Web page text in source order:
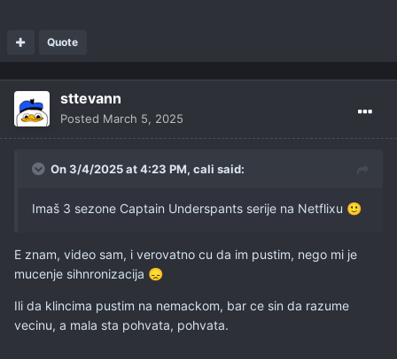
Quote
sttevann
Posted March 5, 2025
On 3/4/2025 at 4:23 PM, cali said:
Imaš 3 sezone Captain Underspants serije na Netflixu 🙂
E znam, video sam, i verovatno cu da im pustim, nego mi je
mucenje sihnronizacija 😞
Ili da klincima pustim na nemackom, bar ce sin da razume
vecinu, a mala sta pohvata, pohvata.